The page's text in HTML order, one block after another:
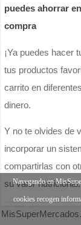
puedes ahorrar
compra
¡Ya puedes hacer
tus productos
carrito en
dinero.
Y no te olvides de
incorporar un
compartirlas con
su valor nutricional.
Navegando en
cookies recogen